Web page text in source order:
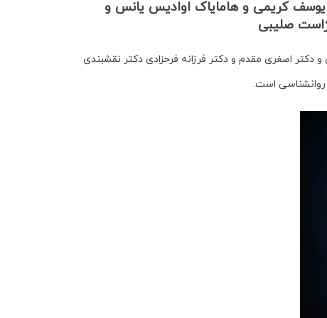
کریمی و هامایاک اوادیس یانس و
ژاست صلیبی
اصغری مقدم و دکتر فرزانه فرحزادی دکتر نقشبندی
است.